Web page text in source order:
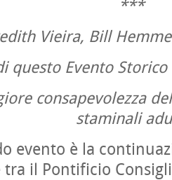
***
Vieira, Bill
questo Evento
consapevolezza
staminali
evento è la
tra il Pontificio